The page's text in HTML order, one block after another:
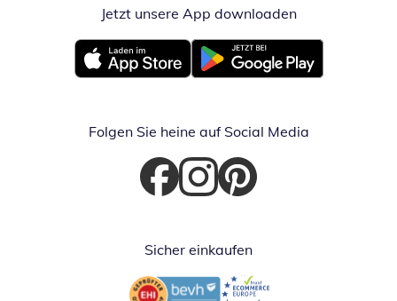
Jetzt unsere App downloadenÖffnet in
Öffnet in neuem FensterÖffnet in neuem Fenster
Folgen Sie heine auf Social Media
Öffnet in neuem Fenster
Öffnet in neuem Fenster
Öffnet in neuem Fenster
Sicher einkaufen